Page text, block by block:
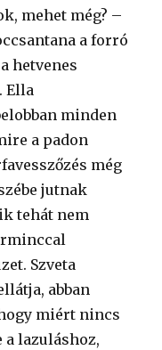
mehet még? –
a forró
hetvenes
Ella
minden
a padon
még
jutnak
tehát nem
Szveta
abban
miért nincs
a lazuláshoz,